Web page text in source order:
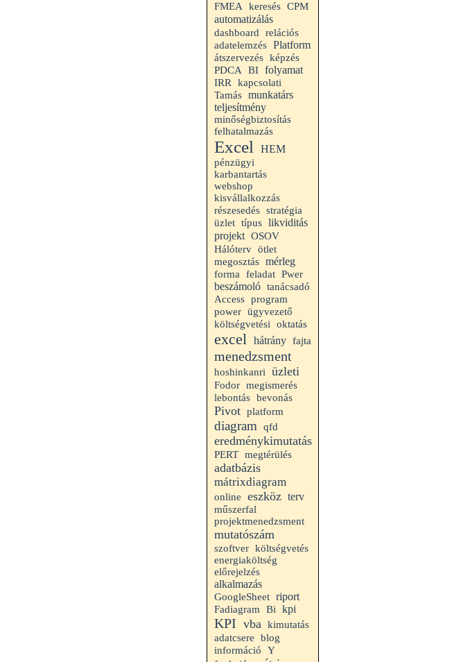
FMEA
keresés CPM
automatizálás
dashboard
relációs
adatelemzés Platform
átszervezés képzés
PDCA
BI folyamat
IRR
kapcsolati
Tamás munkatárs
teljesítmény
minőségbiztosítás
felhatalmazás
Excel HEM
pénzügyi
karbantartás
webshop
kisvállalkozzás
részesedés stratégia
üzlet típus likviditás
projekt OSOV
Hálóterv ötlet
megosztás mérleg
forma feladat Pwer
beszámoló tanácsadó
Access program
power ügyvezető
költségvetési
oktatás
excel hátrány fajta
menedzsment
hoshinkanri üzleti
Fodor megismerés
lebontás bevonás
Pivot platform
diagram qfd
eredménykimutatás
PERT megtérülés
adatbázis
mátrixdiagram
online eszköz terv
műszerfal
projektmenedzsment
mutatószám
szoftver költségvetés
energiaköltség
előrejelzés
alkalmazás
GoogleSheet riport
Fadiagram Bi kpi
KPI vba kimutatás
adatcsere
blog
információ
Y